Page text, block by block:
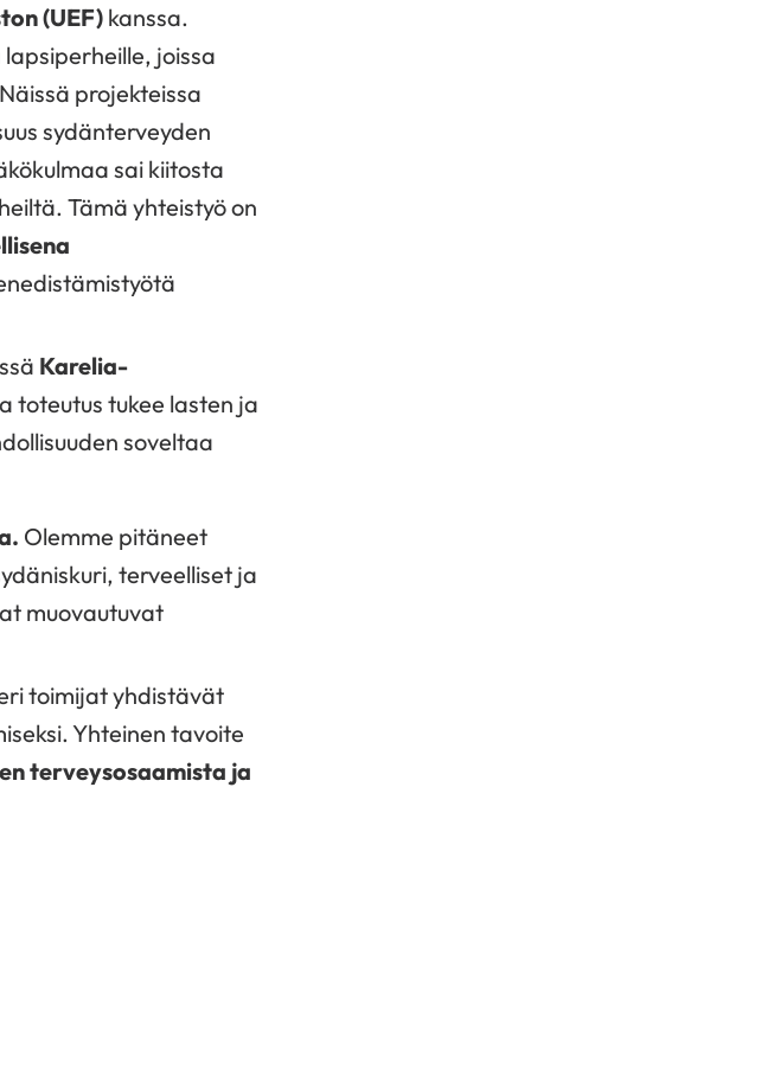
(UEF) kanssa.
joissa
projekteissa
sydänterveyden
sai kiitosta
Tämä yhteistyö on
Karelia-
toteutus tukee lasten ja
soveltaa
Olemme pitäneet
terveelliset ja
muovautuvat
toimijat yhdistävät
Yhteinen tavoite
terveysosaamista ja